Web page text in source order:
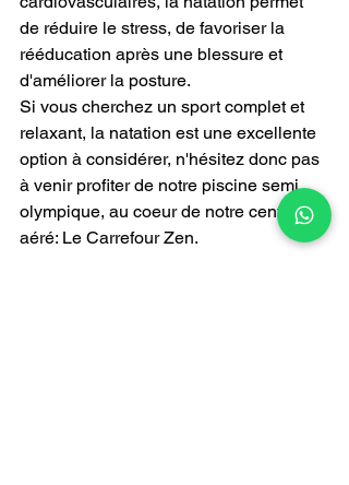
de réduire le stress, de favoriser la
rééducation après une blessure et
d'améliorer la posture.
Si vous cherchez un sport complet et
relaxant, la natation est une excellente
option à considérer, n'hésitez donc pas
à venir profiter de notre piscine semi
olympique, au coeur de notre centre
aéré: Le Carrefour Zen.